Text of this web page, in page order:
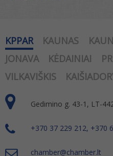
KPPAR KAUNAS
JONAVA
KĖDAINIAI
VILKAVIŠKIS
Gedimino g. 43-1, LT-
+370 37 229 212, +370
chamber@chamber.lt